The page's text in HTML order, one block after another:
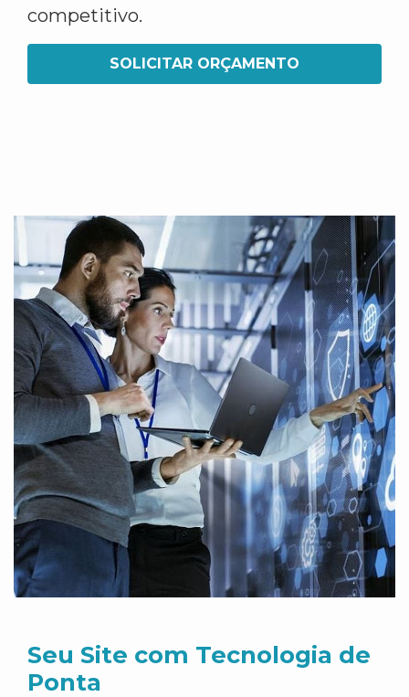
competitivo.
SOLICITAR ORÇAMENTO
Seu Site com Tecnologia de
Ponta